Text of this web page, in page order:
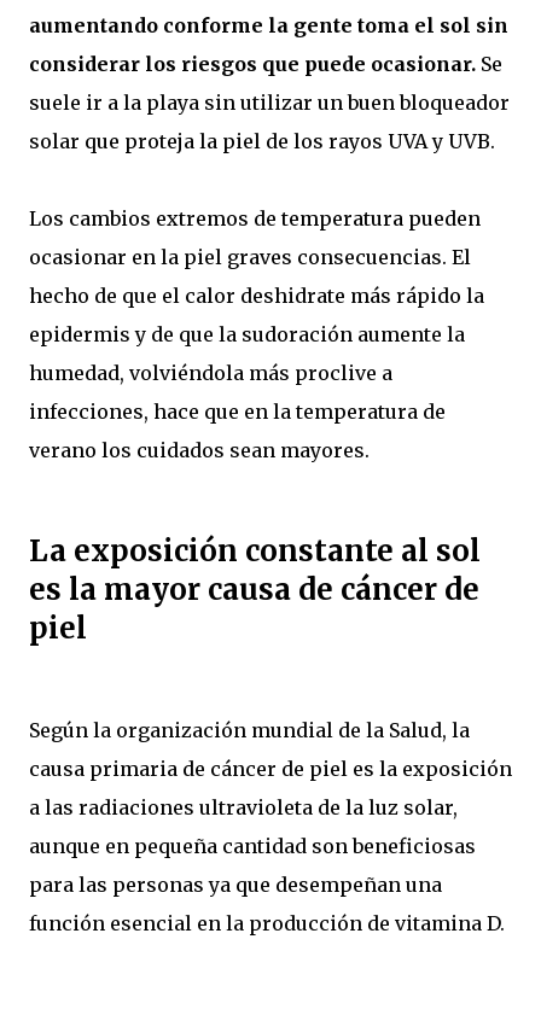
aumentando conforme la gente toma el sol sin
considerar los riesgos que puede ocasionar. Se
suele ir a la playa sin utilizar un buen bloqueador
solar que proteja la piel de los rayos UVA y UVB.
Los cambios extremos de temperatura pueden
ocasionar en la piel graves consecuencias. El
hecho de que el calor deshidrate más rápido la
epidermis y de que la sudoración aumente la
humedad, volviéndola más proclive a
infecciones, hace que en la temperatura de
verano los cuidados sean mayores.
La exposición constante al sol
es la mayor causa de cáncer de
piel
Según la organización mundial de la Salud, la
causa primaria de cáncer de piel es la exposición
a las radiaciones ultravioleta de la luz solar,
aunque en pequeña cantidad son beneficiosas
para las personas ya que desempeñan una
función esencial en la producción de vitamina D.